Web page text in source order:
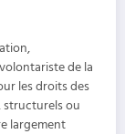
de la
les droits des
structurels ou
largement